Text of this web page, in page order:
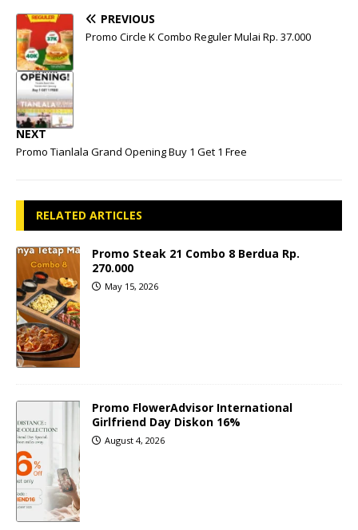
PREVIOUS
Promo Circle K Combo Reguler Mulai Rp. 37.000
NEXT
Promo Tianlala Grand Opening Buy 1 Get 1 Free
RELATED ARTICLES
Promo Steak 21 Combo 8 Berdua Rp.
270.000
May 15, 2026
Promo FlowerAdvisor International
Girlfriend Day Diskon 16%
August 4, 2026